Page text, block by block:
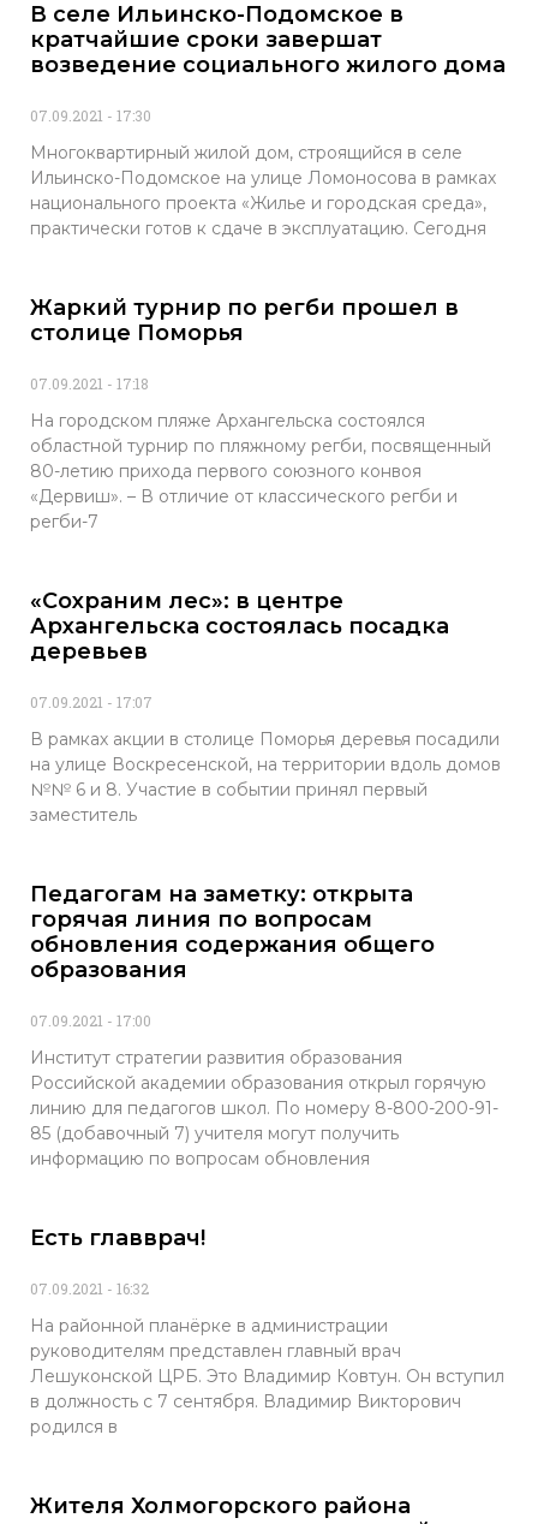
В селе Ильинско-Подомское в
кратчайшие сроки завершат
возведение социального жилого дома
07.09.2021 17:30
Многоквартирный жилой дом, строящийся в селе
Ильинско-Подомское на улице Ломоносова в рамках
национального проекта «Жилье и городская среда»,
практически готов к сдаче в эксплуатацию. Сегодня
Жаркий турнир по регби прошел в
столице Поморья
07.09.2021 17:18
На городском пляже Архангельска состоялся
областной турнир по пляжному регби, посвященный
80-летию прихода первого союзного конвоя
«Дервиш». – В отличие от классического регби и
регби-7
«Сохраним лес»: в центре
Архангельска состоялась посадка
деревьев
07.09.2021 17:07
В рамках акции в столице Поморья деревья посадили
на улице Воскресенской, на территории вдоль домов
№№ 6 и 8. Участие в событии принял первый
заместитель
Педагогам на заметку: открыта
горячая линия по вопросам
обновления содержания общего
образования
07.09.2021 17:00
Институт стратегии развития образования
Российской академии образования открыл горячую
линию для педагогов школ. По номеру 8-800-200-91-
85 (добавочный 7) учителя могут получить
информацию по вопросам обновления
Есть главврач!
07.09.2021 16:32
На районной планёрке в администрации
руководителям представлен главный врач
Лешуконской ЦРБ. Это Владимир Ковтун. Он вступил
в должность с 7 сентября. Владимир Викторович
родился в
Жителя Холмогорского района